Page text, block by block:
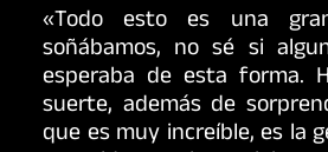
«Todo esto es una
soñábamos, no sé si
esperaba de esta forma.
suerte, además de
que es muy increíble, es la